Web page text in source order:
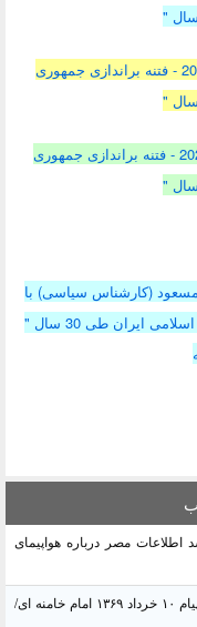
دانلود و مشاهده قسمت هفتم از " پروژه 2020 - فتنه براندازی جمهوری
دانلود و مشاهده قسمت هشتم از " پروژه 2020 - فتنه براندازی جمهوری
مسعود (کارشناس سیاسی) با
موضوع " پروژه 2020 - فتنه براندازی جمهوری اسلامی ایران طی 30 سال "
مصر درباره هواپیمای
منشور گفتمان امام و انقلاب - 7 /بخش دوم : شرح پیام ۱۰ خرداد ۱۳۶۹ امام خامنه ای/